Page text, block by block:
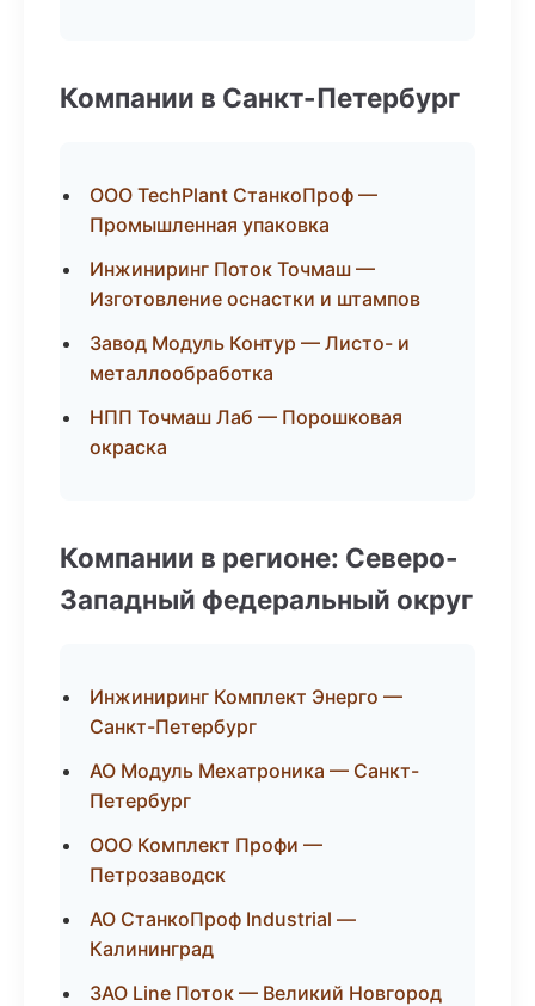
Компании в Санкт-Петербург
ООО TechPlant СтанкоПроф —
Промышленная упаковка
Инжиниринг Поток Точмаш —
Изготовление оснастки и штампов
Завод Модуль Контур — Листо- и
металлообработка
НПП Точмаш Лаб — Порошковая
окраска
Компании в регионе: Северо-
Западный федеральный округ
Инжиниринг Комплект Энерго —
Санкт-Петербург
АО Модуль Мехатроника — Санкт-
Петербург
ООО Комплект Профи —
Петрозаводск
АО СтанкоПроф Industrial —
Калининград
ЗАО Line Поток — Великий Новгород